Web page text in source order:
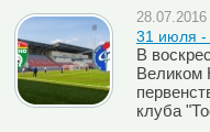
31 июля -
В
Великом
клуба